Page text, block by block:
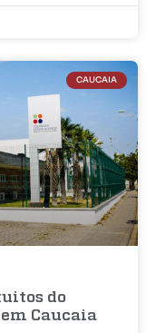
CAUCAIA
do
Caucaia